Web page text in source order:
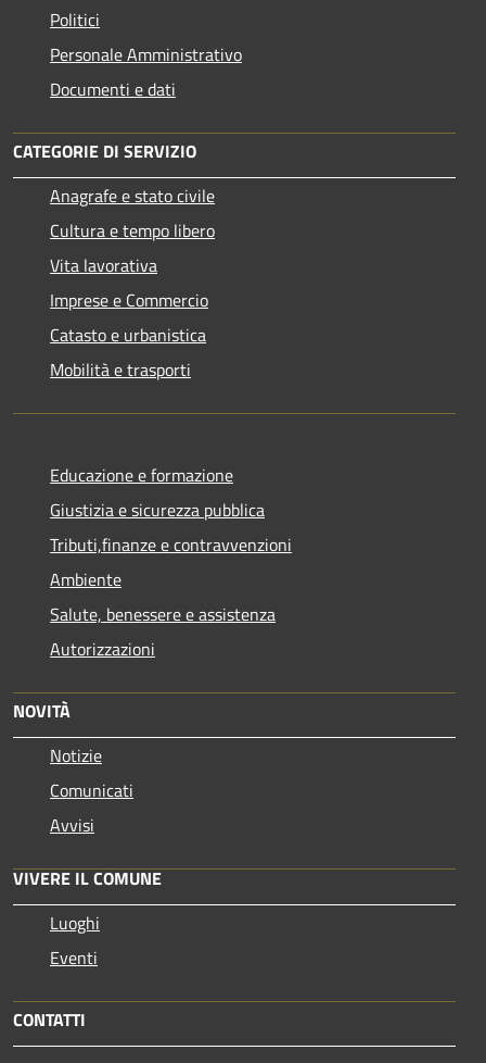
Politici
Personale Amministrativo
Documenti e dati
CATEGORIE DI SERVIZIO
Anagrafe e stato civile
Cultura e tempo libero
Vita lavorativa
Imprese e Commercio
Catasto e urbanistica
Mobilità e trasporti
Educazione e formazione
Giustizia e sicurezza pubblica
Tributi,finanze e contravvenzioni
Ambiente
Salute, benessere e assistenza
Autorizzazioni
NOVITÀ
Notizie
Comunicati
Avvisi
VIVERE IL COMUNE
Luoghi
Eventi
CONTATTI